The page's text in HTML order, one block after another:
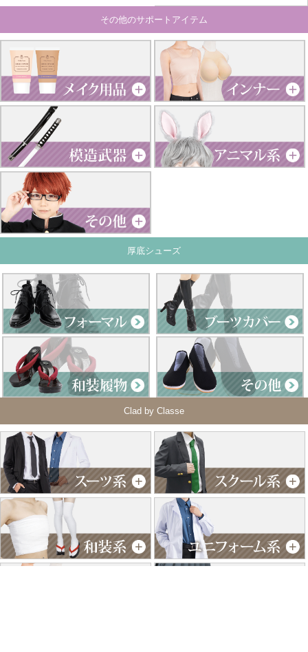
その他のサポートアイテム
厚底シューズ
Clad by Classe